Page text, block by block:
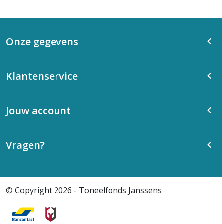
Onze gegevens
Klantenservice
Jouw account
Vragen?
© Copyright 2026 - Toneelfonds Janssens